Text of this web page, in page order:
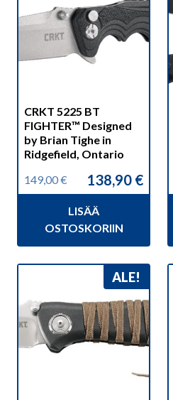
CRKT 5225 BT
FIGHTER™ Designed
by Brian Tighe in
Ridgefield, Ontario
149,00€
Alkuperäinen
hinta
149,00 €.
138,90 €
Nykyinen
hinta
138,90 €.
LISÄÄ
OSTOSKORIIN
ALE!